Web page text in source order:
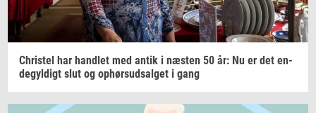
Chri­stel har hand­let med antik i næ­sten 50 år: Nu er det en­
de­gyl­digt slut og op­hør­s­ud­sal­get i gang